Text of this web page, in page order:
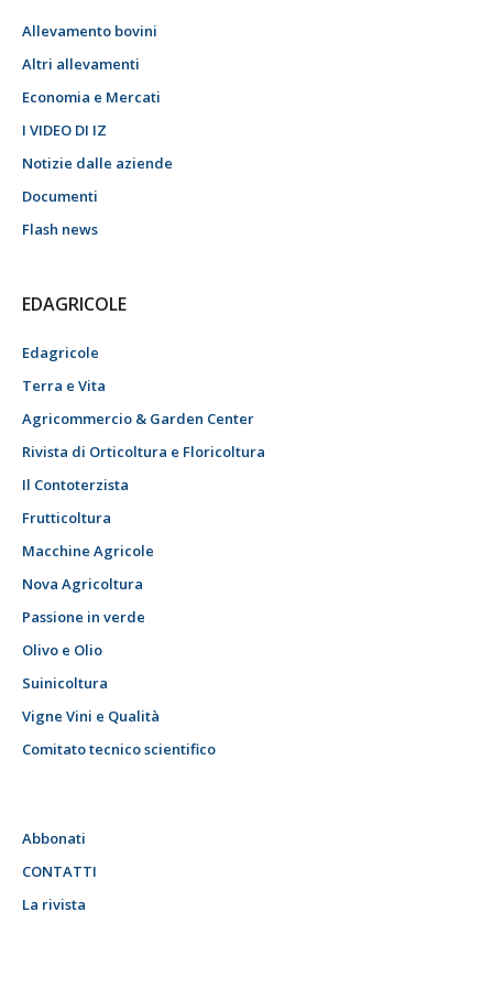
Allevamento bovini
Altri allevamenti
Economia e Mercati
I VIDEO DI IZ
Notizie dalle aziende
Documenti
Flash news
EDAGRICOLE
Edagricole
Terra e Vita
Agricommercio & Garden Center
Rivista di Orticoltura e Floricoltura
Il Contoterzista
Frutticoltura
Macchine Agricole
Nova Agricoltura
Passione in verde
Olivo e Olio
Suinicoltura
Vigne Vini e Qualità
Comitato tecnico scientifico
Abbonati
CONTATTI
La rivista